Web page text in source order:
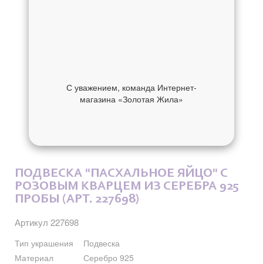
ПОДВЕСКА "ПАСХАЛЬНОЕ ЯЙЦО" С
РОЗОВЫМ КВАРЦЕМ ИЗ СЕРЕБРА 925
ПРОБЫ (АРТ. 227698)
Артикул 227698
Тип украшения
Подвеска
Материал
Серебро 925
С уважением, команда Интернет-
магазина «Золотая Жила»